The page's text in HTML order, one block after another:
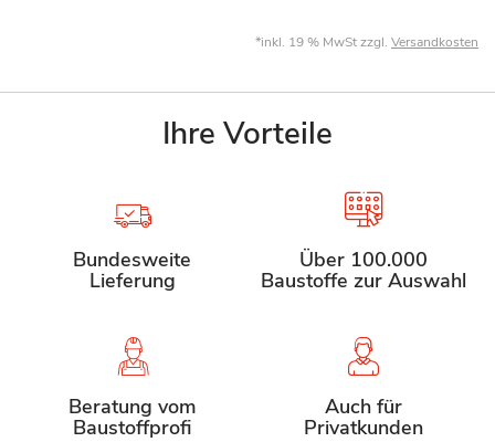
*inkl. 19 % MwSt zzgl. Versandkosten
Ihre Vorteile
Bundesweite
Lieferung
Über 100.000
Baustoffe zur Auswahl
Beratung vom
Baustoffprofi
Auch für
Privatkunden